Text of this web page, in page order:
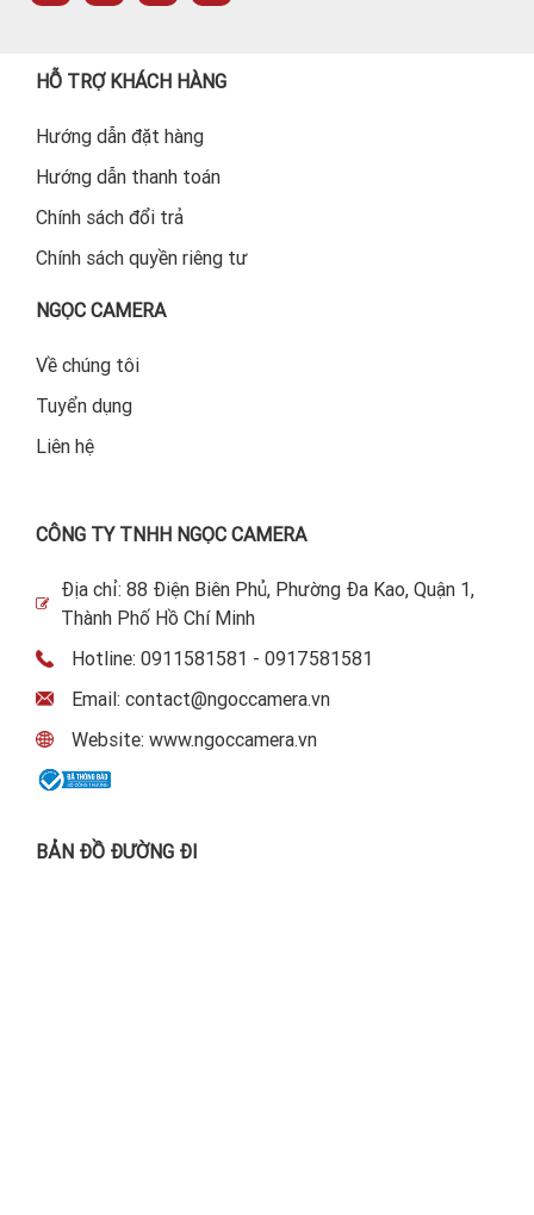
HỖ TRỢ KHÁCH HÀNG
Hướng dẫn đặt hàng
Hướng dẫn thanh toán
Chính sách đổi trả
Chính sách quyền riêng tư
NGỌC CAMERA
Về chúng tôi
Tuyển dụng
Liên hệ
CÔNG TY TNHH NGỌC CAMERA
Địa chỉ: 88 Điện Biên Phủ, Phường Đa Kao, Quận 1,
Thành Phố Hồ Chí Minh
Hotline: 0911581581 - 0917581581
Email: contact@ngoccamera.vn
Website: www.ngoccamera.vn
BẢN ĐỒ ĐƯỜNG ĐI